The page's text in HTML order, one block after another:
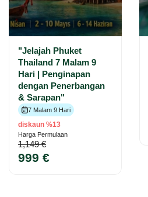
"Jelajah Phuket
Thailand 7 Malam 9
Hari | Penginapan
dengan Penerbangan
& Sarapan"
7 Malam 9 Hari
diskaun %13
Harga Permulaan
1,149 €
999 €